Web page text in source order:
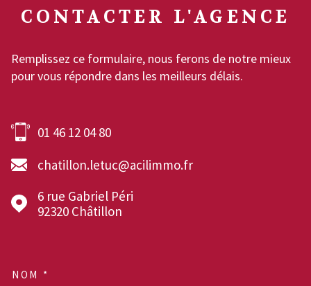
CONTACTER L'AGENCE
Remplissez ce formulaire, nous ferons de notre mieux
pour vous répondre dans les meilleurs délais.
01 46 12 04 80
chatillon.letuc@acilimmo.fr
6 rue Gabriel Péri
92320
Châtillon
NOM *